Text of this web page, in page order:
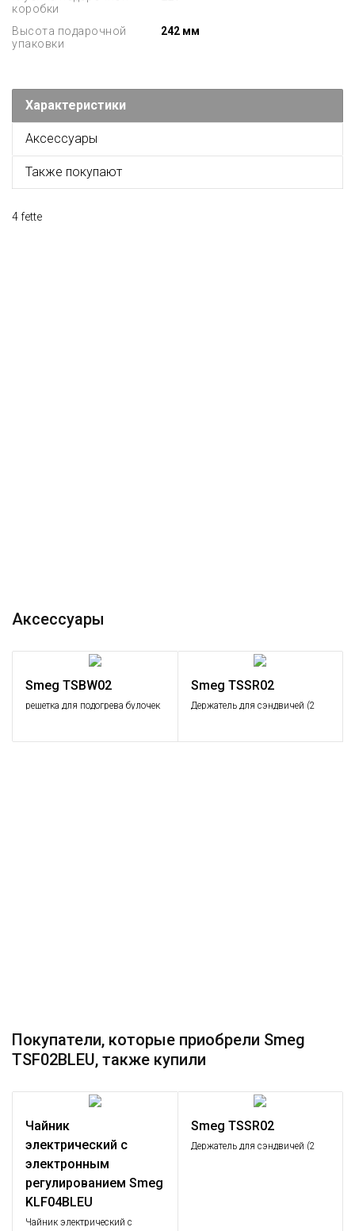
коробки
Высота подарочной
упаковки
242 мм
Характеристики
Аксессуары
Также покупают
4 fette
Аксессуары
Smeg TSBW02
решетка для подогрева булочек
Smeg TSSR02
Держатель для сэндвичей (2
Покупатели, которые приобрели Smeg
TSF02BLEU, также купили
Чайник
электрический с
электронным
регулированием Smeg
KLF04BLEU
Чайник электрический с
Smeg TSSR02
Держатель для сэндвичей (2